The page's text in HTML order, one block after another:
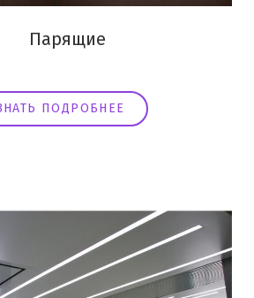
Парящие
ПОДРОБНЕЕ